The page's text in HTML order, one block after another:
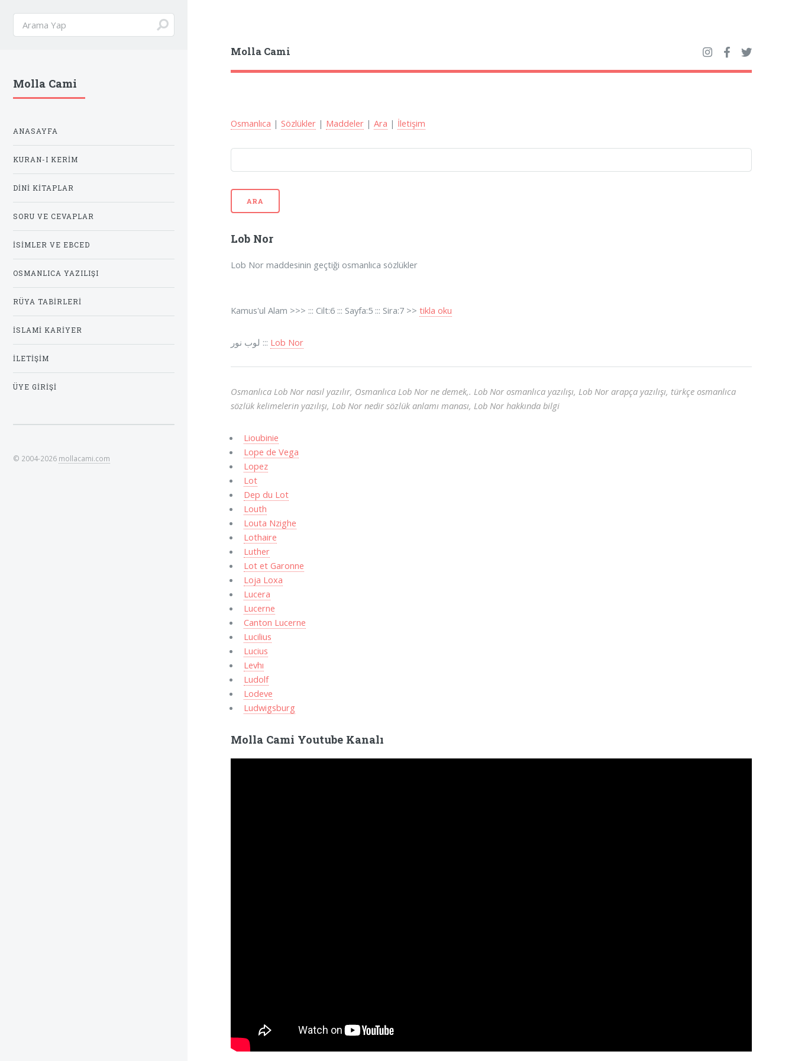
Molla Cami
Osmanlıca |Sözlükler | Maddeler |Ara | İletişim
ARA
Lob Nor
Lob Nor maddesinin geçtiği osmanlıca sözlükler
Kamus'ul Alam >>> ::: Cilt:6 ::: Sayfa:5 ::: Sira:7 >>tikla oku
لوب نور ::: Lob Nor
Osmanlıca Lob Nor nasıl yazılır, Osmanlıca Lob Nor ne demek,. Lob Nor osmanlıca yazılışı, Lob Nor arapça yazılışı, türkçe osmanlıca
sözlük kelimelerin yazılışı, Lob Nor nedir sözlük anlamı manası, Lob Nor hakkında bilgi
Lioubinie
Lope de Vega
Lopez
Lot
Dep du Lot
Louth
Louta Nzighe
Lothaire
Luther
Lot et Garonne
Loja Loxa
Lucera
Lucerne
Canton Lucerne
Lucilius
Lucius
Levhı
Ludolf
Lodeve
Ludwigsburg
Molla Cami Youtube Kanalı
Molla Cami
ANASAYFA
KURAN-I KERIM
DINI KITAPLAR
SORU VE CEVAPLAR
İSIMLER VE EBCED
OSMANLICA YAZILIŞI
RÜYA TABIRLERI
İSLAMI KARIYER
İLETIŞIM
ÜYE GIRIŞI
© 2004-2026 mollacami.com